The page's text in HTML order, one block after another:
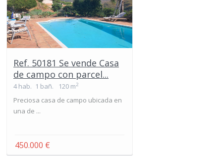
Ref. 50181 Se vende Casa
de campo con parcel...
4 hab. 1 bañ. 120 m2
Preciosa casa de campo ubicada en
una de ...
450.000 €